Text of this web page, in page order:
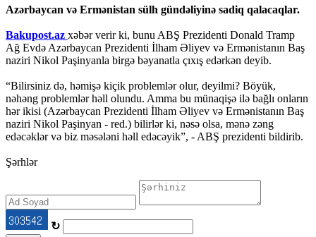
Azərbaycan və Ermənistan sülh gündəliyinə sadiq qalacaqlar.
Bakupost.az xəbər verir ki, bunu ABŞ Prezidenti Donald Tramp
Ağ Evdə Azərbaycan Prezidenti İlham Əliyev və Ermənistanın Baş
naziri Nikol Paşinyanla birgə bəyanatla çıxış edərkən deyib.
“Bilirsiniz də, həmişə kiçik problemlər olur, deyilmi? Böyük,
nəhəng problemlər həll olundu. Amma bu münaqişə ilə bağlı onların
hər ikisi (Azərbaycan Prezidenti İlham Əliyev və Ermənistanın Baş
naziri Nikol Paşinyan - red.) bilirlər ki, nəsə olsa, mənə zəng
edəcəklər və biz məsələni həll edəcəyik”, - ABŞ prezidenti bildirib.
Şərhlər
↻